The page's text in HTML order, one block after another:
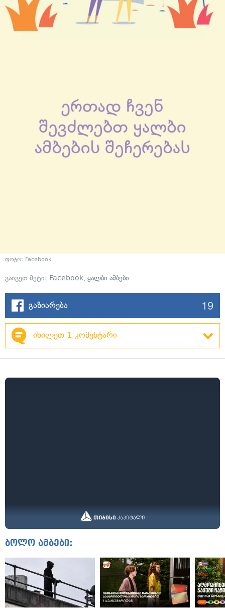
ფოტო: Facebook
გაიგეთ მეტი: Facebook, ყალბი ამბები
გაზიარება 19
იხილეთ 1 კომენტარი
ბოლო ამბები: